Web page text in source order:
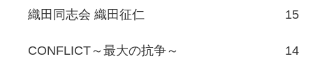
織田同志会 織田征仁 15
CONFLICT～最大の抗争～ 14